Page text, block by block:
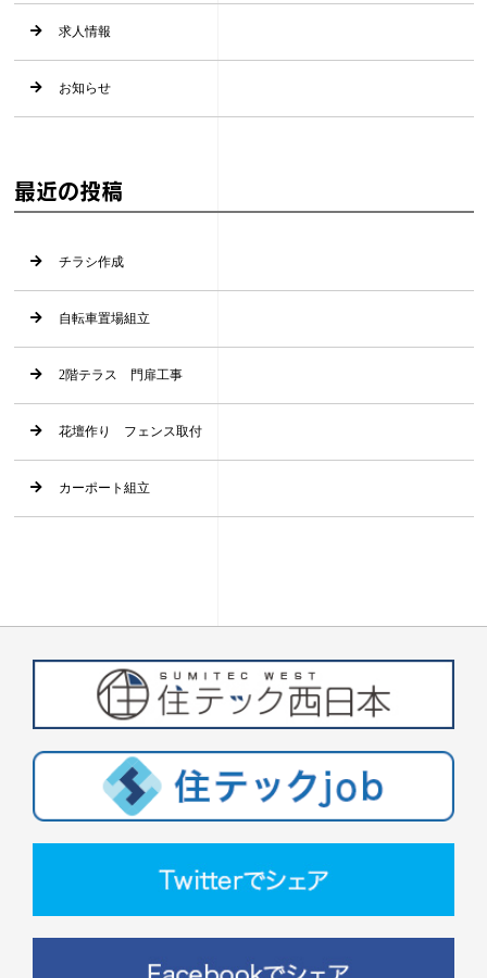
求人情報
お知らせ
最近の投稿
チラシ作成
自転車置場組立
2階テラス 門扉工事
花壇作り フェンス取付
カーポート組立